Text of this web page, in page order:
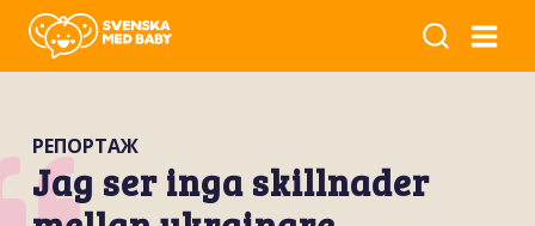
РЕПОРТАЖ
Jag ser inga skillnader